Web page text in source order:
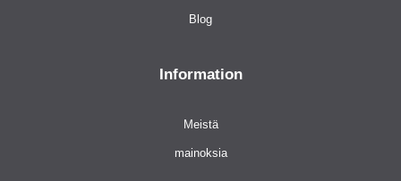
Blog
Information
Meistä
mainoksia